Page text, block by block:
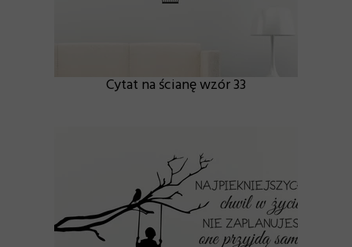
Cytat na ścianę wzór 33